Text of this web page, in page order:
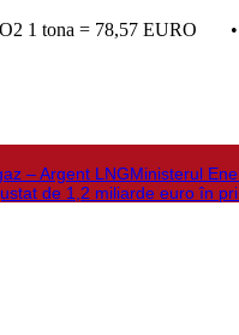
1 tona = 78,57 EURO
– Argent LNGMinisterul
de 1,2 miliarde euro în